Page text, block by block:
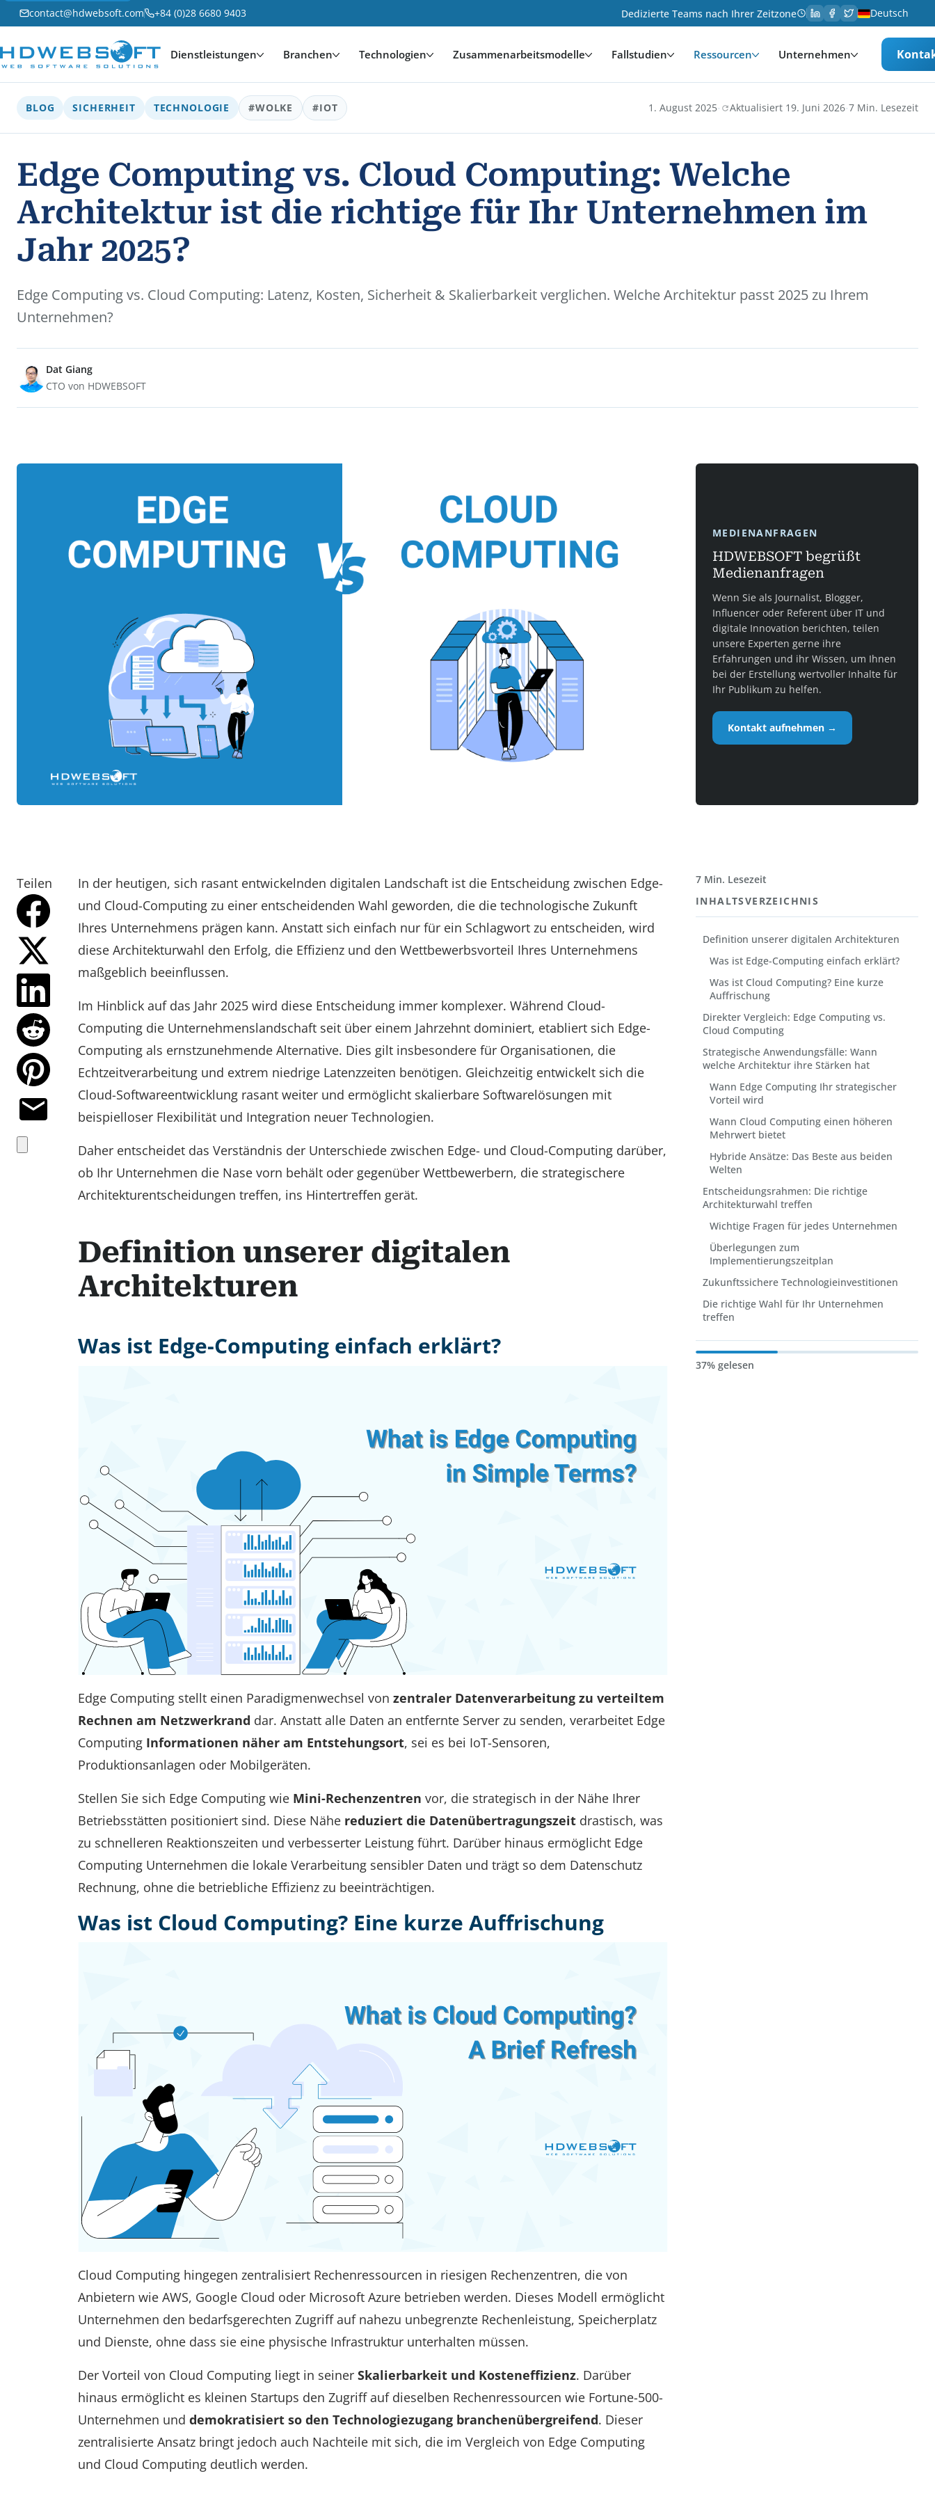
contact@hdwebsoft.com +84 (0)28 6680 9403 Dedizierte Teams nach Ihrer Zeitzone Deutsch
Dienstleistungen Branchen Technologien Zusammenarbeitsmodelle Fallstudien Ressourcen Unternehmen
BLOG SICHERHEIT TECHNOLOGIE #WOLKE #IOT 1. August 2025· Aktualisiert 19. Juni 2026·7 Min. Lesezeit
Edge Computing vs. Cloud Computing: Welche
Architektur ist die richtige für Ihr Unternehmen im
Jahr 2025?
Edge Computing vs. Cloud Computing: Latenz, Kosten, Sicherheit & Skalierbarkeit verglichen. Welche Architektur passt 2025 zu Ihrem
Unternehmen?
Dat Giang
CTO von HDWEBSOFT
MEDIENANFRAGEN
HDWEBSOFT begrüßt
Medienanfragen
Wenn Sie als Journalist, Blogger,
Influencer oder Referent über IT und
digitale Innovation berichten, teilen
unsere Experten gerne ihre
Erfahrungen und ihr Wissen, um Ihnen
bei der Erstellung wertvoller Inhalte für
Ihr Publikum zu helfen.
Kontakt aufnehmen →
Teilen
In der heutigen, sich rasant entwickelnden digitalen Landschaft ist die Entscheidung zwischen Edge-
und Cloud-Computing zu einer entscheidenden Wahl geworden, die die technologische Zukunft
Ihres Unternehmens prägen kann. Anstatt sich einfach nur für ein Schlagwort zu entscheiden, wird
diese Architekturwahl den Erfolg, die Effizienz und den Wettbewerbsvorteil Ihres Unternehmens
maßgeblich beeinflussen.
Im Hinblick auf das Jahr 2025 wird diese Entscheidung immer komplexer. Während Cloud-
Computing die Unternehmenslandschaft seit über einem Jahrzehnt dominiert, etabliert sich Edge-
Computing als ernstzunehmende Alternative. Dies gilt insbesondere für Organisationen, die
Echtzeitverarbeitung und extrem niedrige Latenzzeiten benötigen. Gleichzeitig entwickelt sich die
Cloud-Softwareentwicklung rasant weiter und ermöglicht skalierbare Softwarelösungen mit
beispielloser Flexibilität und Integration neuer Technologien.
Daher entscheidet das Verständnis der Unterschiede zwischen Edge- und Cloud-Computing darüber,
ob Ihr Unternehmen die Nase vorn behält oder gegenüber Wettbewerbern, die strategischere
Architekturentscheidungen treffen, ins Hintertreffen gerät.
Definition unserer digitalen
Architekturen
Was ist Edge-Computing einfach erklärt?
Edge Computing stellt einen Paradigmenwechsel von zentraler Datenverarbeitung zu verteiltem
Rechnen am Netzwerkrand dar. Anstatt alle Daten an entfernte Server zu senden, verarbeitet Edge
Computing Informationen näher am Entstehungsort, sei es bei IoT-Sensoren,
Produktionsanlagen oder Mobilgeräten.
Stellen Sie sich Edge Computing wie Mini-Rechenzentren vor, die strategisch in der Nähe Ihrer
Betriebsstätten positioniert sind. Diese Nähe reduziert die Datenübertragungszeit drastisch, was
zu schnelleren Reaktionszeiten und verbesserter Leistung führt. Darüber hinaus ermöglicht Edge
Computing Unternehmen die lokale Verarbeitung sensibler Daten und trägt so dem Datenschutz
Rechnung, ohne die betriebliche Effizienz zu beeinträchtigen.
Was ist Cloud Computing? Eine kurze Auffrischung
Cloud Computing hingegen zentralisiert Rechenressourcen in riesigen Rechenzentren, die von
Anbietern wie AWS, Google Cloud oder Microsoft Azure betrieben werden. Dieses Modell ermöglicht
Unternehmen den bedarfsgerechten Zugriff auf nahezu unbegrenzte Rechenleistung, Speicherplatz
und Dienste, ohne dass sie eine physische Infrastruktur unterhalten müssen.
Der Vorteil von Cloud Computing liegt in seiner Skalierbarkeit und Kosteneffizienz. Darüber
hinaus ermöglicht es kleinen Startups den Zugriff auf dieselben Rechenressourcen wie Fortune-500-
Unternehmen und demokratisiert so den Technologiezugang branchenübergreifend. Dieser
zentralisierte Ansatz bringt jedoch auch Nachteile mit sich, die im Vergleich von Edge Computing
und Cloud Computing deutlich werden.
7 Min. Lesezeit
INHALTSVERZEICHNIS
Definition unserer digitalen Architekturen
Was ist Edge-Computing einfach erklärt?
Was ist Cloud Computing? Eine kurze
Auffrischung
Direkter Vergleich: Edge Computing vs.
Cloud Computing
Strategische Anwendungsfälle: Wann
welche Architektur ihre Stärken hat
Wann Edge Computing Ihr strategischer
Vorteil wird
Wann Cloud Computing einen höheren
Mehrwert bietet
Hybride Ansätze: Das Beste aus beiden
Welten
Entscheidungsrahmen: Die richtige
Architekturwahl treffen
Wichtige Fragen für jedes Unternehmen
Überlegungen zum
Implementierungszeitplan
Zukunftssichere Technologieinvestitionen
Die richtige Wahl für Ihr Unternehmen
treffen
37% gelesen